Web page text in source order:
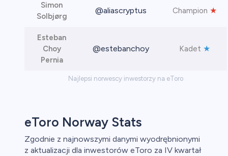
Najlepsi norwescy inwestorzy na eToro
Simon
Solbjørg
@aliascryptus Champion ★
Esteban
Choy
Pernia
@estebanchoy Kadet ★
eToro Norway Stats
Zgodnie z najnowszymi danymi wyodrębnionymi
z aktualizacji dla inwestorów eToro za IV kwartał